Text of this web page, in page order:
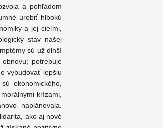
a pohľadom
urobiť hlbokú
a jej cieľmi,
stav našej
sú už dlhší
potrebuje
vybudovať lepšiu
ekonomického,
krízami,
naplánovala.
ako aj nové